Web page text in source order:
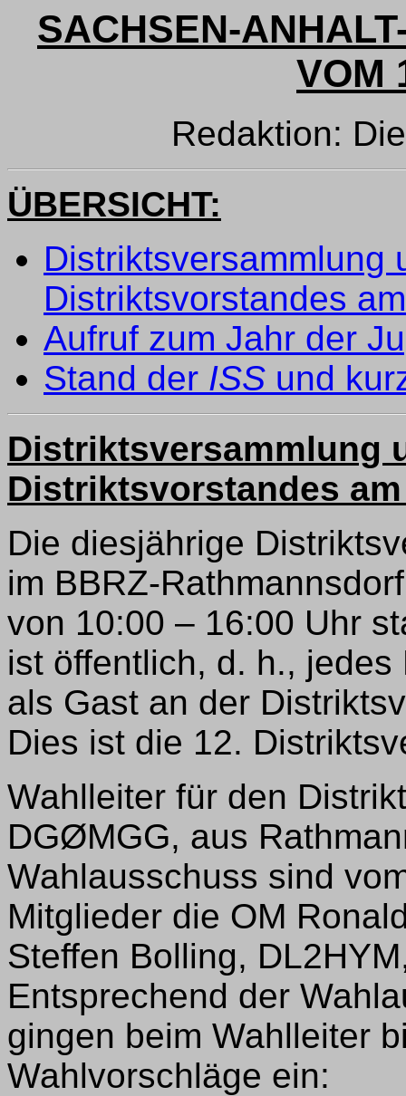
SACHSEN-
VOM
Redaktion:
ÜBERSICHT:
Distriktsversammlung
Distriktsvorstandes
Aufruf zum Jahr der
Stand der ISS und
Distriktsversammlung
Distriktsvorstandes am
Die diesjährige
im BBRZ-
von 10:00 – 16:00 Uhr
ist öffentlich, d. h.,
als Gast an der
Dies ist die 12.
Wahlleiter für den
DGØMGG, aus
Wahlausschuss sind
Mitglieder die OM
Steffen Bolling,
Entsprechend der
gingen beim Wahlleiter
Wahlvorschläge ein: